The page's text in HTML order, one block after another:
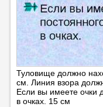
Туловище должно
см. Линия взора
Если вы имеете очки
в очках. 15 см